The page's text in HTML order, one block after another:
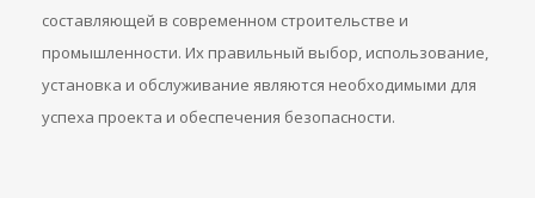
составляющей в современном строительстве и
промышленности. Их правильный выбор, использование,
установка и обслуживание являются необходимыми для
успеха проекта и обеспечения безопасности.